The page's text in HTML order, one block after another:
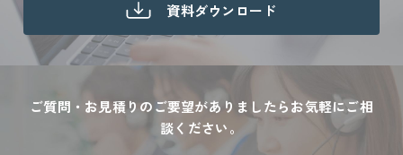
資料ダウンロード
ご質問・お見積りのご要望がありましたらお気軽にご相
談ください。